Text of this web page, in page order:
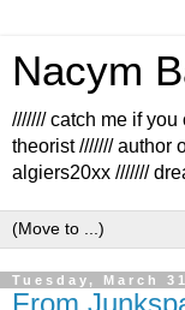
Nacym
/////// catch me if you
theorist /////// author
algiers20xx ///////
Tuesday, March
From